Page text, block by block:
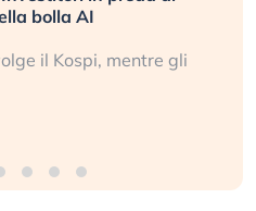
bolla AI
il Kospi, mentre gli